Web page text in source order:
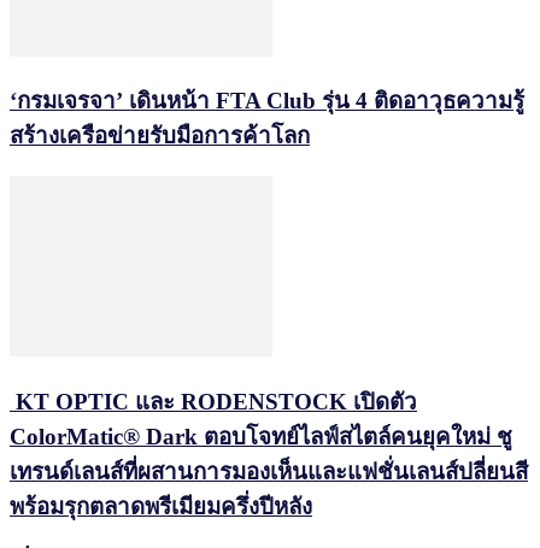
‘กรมเจรจา’ เดินหน้า FTA Club รุ่น 4 ติดอาวุธความรู้
สร้างเครือข่ายรับมือการค้าโลก
KT OPTIC และ RODENSTOCK เปิดตัว
ColorMatic® Dark ตอบโจทย์ไลฟ์สไตล์คนยุคใหม่ ชู
เทรนด์เลนส์ที่ผสานการมองเห็นและแฟชั่นเลนส์ปลี่ยนสี
พร้อมรุกตลาดพรีเมียมครึ่งปีหลัง